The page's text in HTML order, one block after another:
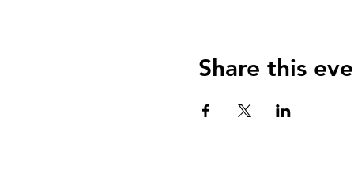
Share this